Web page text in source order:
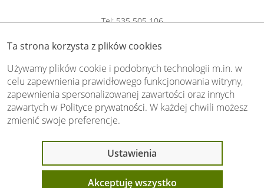
Ta strona korzysta z plików cookies
Używamy plików cookie i podobnych technologii m.in. w
celu zapewnienia prawidłowego funkcjonowania witryny,
zapewnienia spersonalizowanej zawartości oraz innych
zawartych w Polityce prywatności. W każdej chwili możesz
zmienić swoje preferencje.
Ustawienia
Akceptuję wszystko
Tel:535 505 106
biuro@swiat-obrazow.pl
Copyright by swiat-obrazow.pl 2026,
Wszelkie prawa zastrzeżone
Stronę oceniło już13706osób.
Otrzymaliśmy4.89pkt. na 5możliwych.
Oceń nas również Ty: